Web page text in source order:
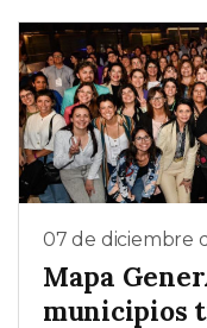
07 de diciembre
Mapa
municipios